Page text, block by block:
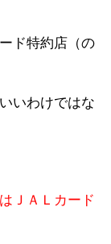
ド特約店（の
いわけではな
ＪＡＬカード